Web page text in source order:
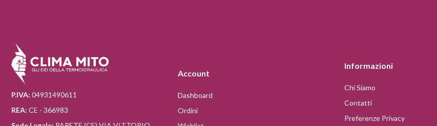
P.IVA: 04931490611
REA: CE - 366983
Account
Dashboard
Ordini
Informazioni
Chi Siamo
Contatti
Preferenze Privacy